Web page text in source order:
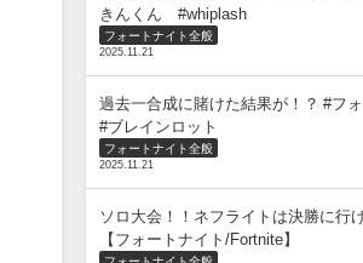
きんくん #whiplash
フォートナイト全般
2025.11.21
過去一合成に賭けた結果が！？ #フ
#ブレインロット
フォートナイト全般
2025.11.21
ソロ大会！！ネフライトは決勝に行
【フォートナイト/Fortnite】
フォートナイト全般